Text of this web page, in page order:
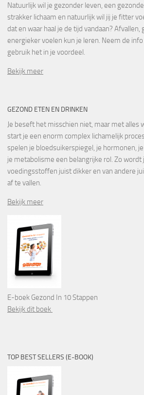
Natuurlijk wil je gezonder leven, een
strakker lichaam en natuurlijk wil jij je fitter
dat en waar haal je de tijd vandaan?
energieker voelen kun je leren. Neem de
gebruik het in je voordeel.
Bekijk meer
GEZOND ETEN EN DRINKEN
Je beseft het misschien niet, maar met alles
start je een enorm complex lichamelijk
spelen je bloedsuikerspiegel, je hormonen,
je metabolisme een belangrijke rol. Zo wordt
voedingsstoffen juist dikker en van andere
af te vallen.
Bekijk meer
E-boek Gezond In 10 Stappen
Bekijk dit boek
TOP BEST SELLERS (E-BOOK)